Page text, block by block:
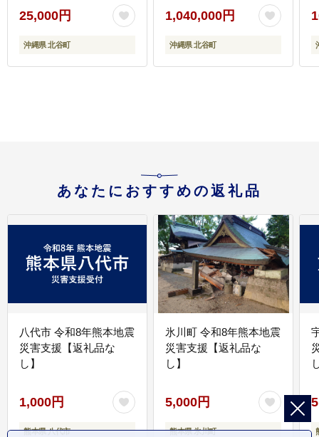
酒 ビール 県認定返礼品
25,000円
沖縄県 北谷町
ミニアム 5泊朝食付 ご
宿泊券（1～4名様） | 沖
縄 旅行 クーポン ホテル
すめ リゾート チケット
1,040,000円
沖縄県 北谷町
あなたにおすすめの返礼品
八代市 令和8年熊本地震
災害支援【返礼品な
し】
1,000円
熊本県 八代市
氷川町 令和8年熊本地震
災害支援【返礼品な
し】
5,000円
熊本県 氷川町